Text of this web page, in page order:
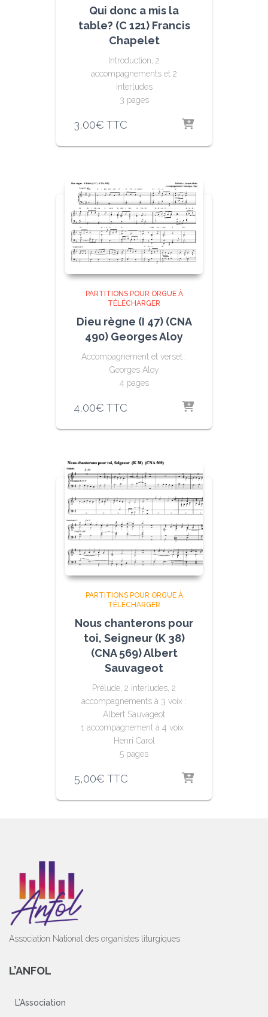
Qui donc a mis la
table? (C 121) Francis
Chapelet
Introduction, 2
accompagnements et 2
interludes
3 pages
3,00€ TTC
PARTITIONS POUR ORGUE À
TÉLÉCHARGER
Dieu règne (I 47) (CNA
490) Georges Aloy
Accompagnement et verset :
Georges Aloy
4 pages
4,00€ TTC
PARTITIONS POUR ORGUE À
TÉLÉCHARGER
Nous chanterons pour
toi, Seigneur (K 38)
(CNA 569) Albert
Sauvageot
Prélude, 2 interludes, 2
accompagnements à 3 voix :
Albert Sauvageot
1 accompagnement à 4 voix :
Henri Carol
5 pages
5,00€ TTC
Association National des organistes liturgiques
L’ANFOL
L’Association